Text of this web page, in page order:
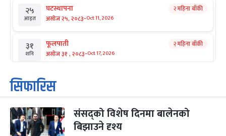
२५
आइत
घटस्थापना
असोज २५, २०८३-Oct 11, 2026
२ महिना बाँकी
३१
शनि
फूलपाती
असोज ३१ , २०८३-Oct 17, 2026
२ महिना बाँकी
१
आइत
कार्तिक सङ्क्रान्ति
कार्तिक १, २०८३
३
मंगल
महानवमी
कार्तिक ३, २०८३-Oct 20, 2026
२ महिना बाँकी
सिफारिस
संसद्को विशेष दिनमा बालेनको
बिझाउने दृश्य